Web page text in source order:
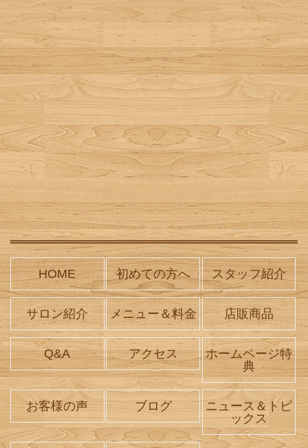
HOME 初めての方へ スタッフ紹介
サロン紹介 メニュー＆料金 店販商品
Q&A アクセス
ホームページ特
典
お客様の声 ブログ
ニュース＆トピ
ックス